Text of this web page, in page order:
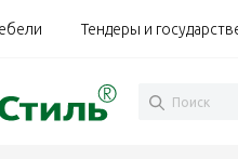
Тендеры и